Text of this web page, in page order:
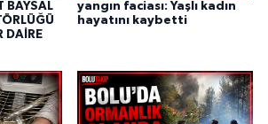
BAYSAL
DAİRE
yangın faciası: Yaşlı kadın
hayatını kaybetti